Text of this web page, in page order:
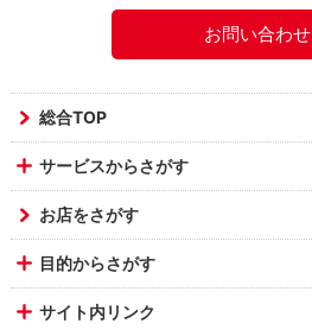
お問い合わせ
総合TOP
サービスからさがす
お店をさがす
目的からさがす
サイト内リンク